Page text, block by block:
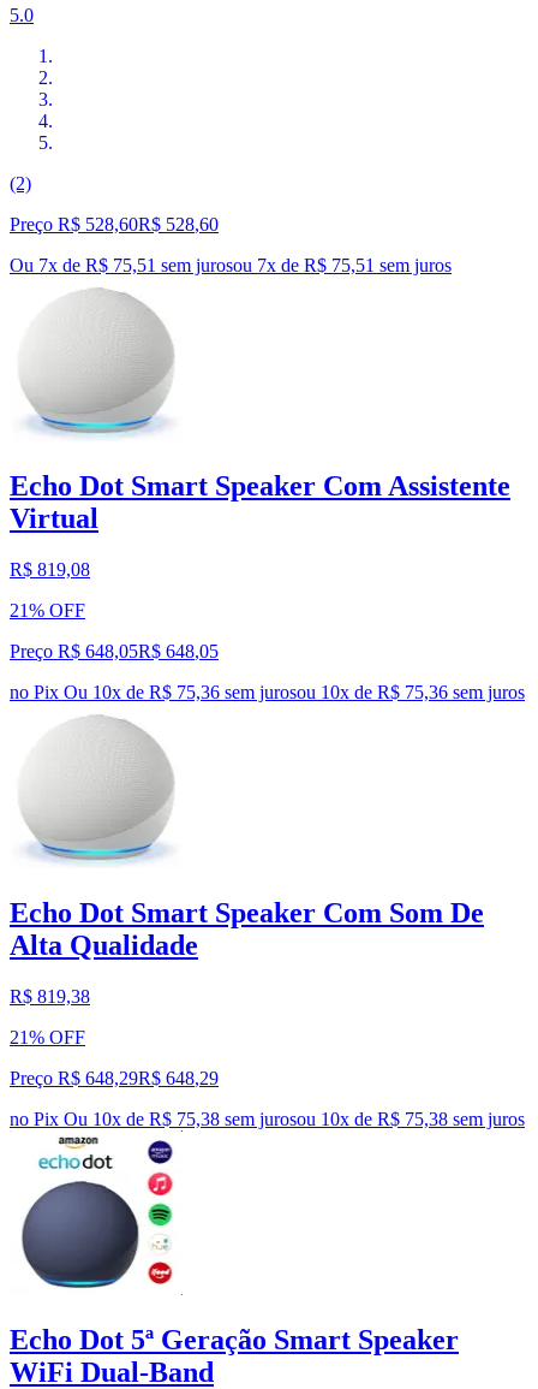
5.0
(2)
Preço R$ 528,60R$ 528,60
Ou 7x de R$ 75,51 sem jurosou 7x de R$ 75,51 sem juros
Echo Dot Smart Speaker Com Assistente
Virtual
R$ 819,08
21% OFF
Preço R$ 648,05R$ 648,05
no Pix Ou 10x de R$ 75,36 sem jurosou 10x de R$ 75,36 sem juros
Echo Dot Smart Speaker Com Som De
Alta Qualidade
R$ 819,38
21% OFF
Preço R$ 648,29R$ 648,29
no Pix Ou 10x de R$ 75,38 sem jurosou 10x de R$ 75,38 sem juros
Echo Dot 5ª Geração Smart Speaker
WiFi Dual-Band